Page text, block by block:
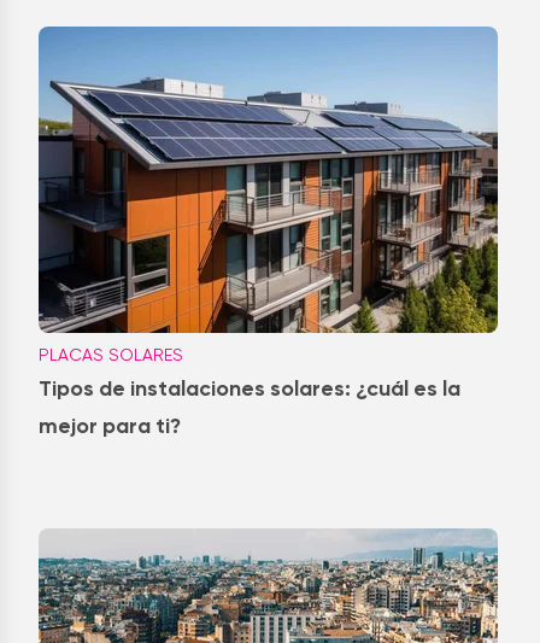
PLACAS SOLARES
Tipos de instalaciones solares: ¿cuál es la
mejor para ti?